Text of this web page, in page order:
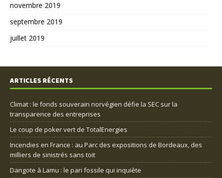
novembre 2019
septembre 2019
juillet 2019
ARTICLES RÉCENTS
Climat : le fonds souverain norvégien défie la SEC sur la
transparence des entreprises
Le coup de poker vert de TotalEnergies
Incendies en France : au Parc des expositions de Bordeaux, des
milliers de sinistrés sans toit
Dangote à Lamu : le pari fossile qui inquiète